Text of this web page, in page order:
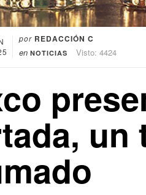
por REDACCIÓN C
en NOTICIAS Visto: 4424
un